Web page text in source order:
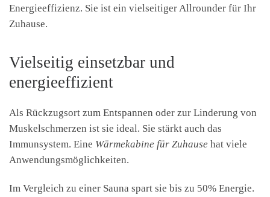
Energieeffizienz. Sie ist ein vielseitiger Allrounder für Ihr
Zuhause.
Vielseitig einsetzbar und
energieeffizient
Als Rückzugsort zum Entspannen oder zur Linderung von
Muskelschmerzen ist sie ideal. Sie stärkt auch das
Immunsystem. Eine Wärmekabine für Zuhause hat viele
Anwendungsmöglichkeiten.
Im Vergleich zu einer Sauna spart sie bis zu 50% Energie.